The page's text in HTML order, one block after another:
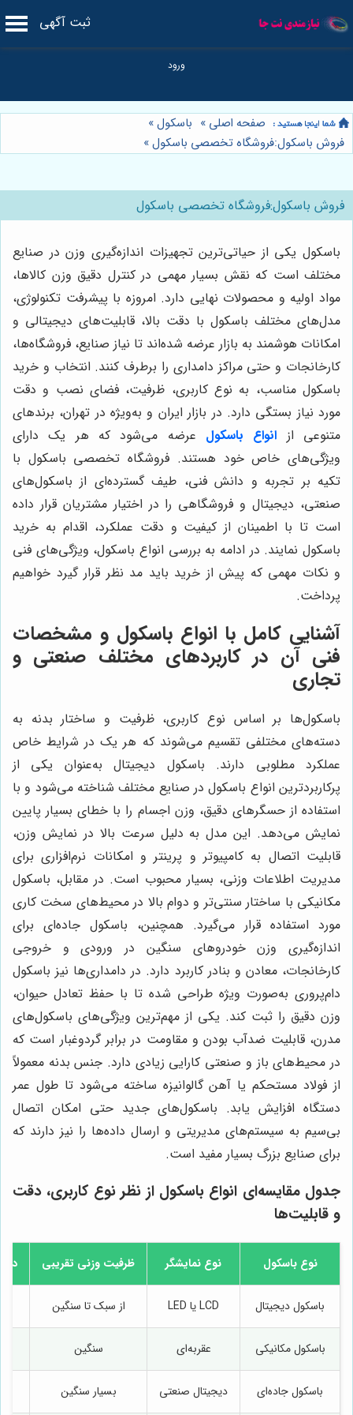
ثبت آگهی
صفحه اصلی » باسکول»
فروش باسکول:فروشگاه تخصصی باسکول»
فروش باسکول:فروشگاه تخصصی باسکول
باسکول یکی از حیاتی‌ترین تجهیزات اندازه‌گیری وزن در صنایع
مختلف است که نقش بسیار مهمی در کنترل دقیق وزن کالاها،
مواد اولیه و محصولات نهایی دارد. امروزه با پیشرفت تکنولوژی،
مدل‌های مختلف باسکول با دقت بالا، قابلیت‌های دیجیتالی و
امکانات هوشمند به بازار عرضه شده‌اند تا نیاز صنایع، فروشگاه‌ها،
کارخانجات و حتی مراکز دامداری را برطرف کنند. انتخاب و خرید
باسکول مناسب، به نوع کاربری، ظرفیت، فضای نصب و دقت
مورد نیاز بستگی دارد. در بازار ایران و به‌ویژه در تهران، برندهای
متنوعی از انواع باسکول عرضه می‌شود که هر یک دارای
ویژگی‌های خاص خود هستند. فروشگاه تخصصی باسکول با
تکیه بر تجربه و دانش فنی، طیف گسترده‌ای از باسکول‌های
صنعتی، دیجیتال و فروشگاهی را در اختیار مشتریان قرار داده
است تا با اطمینان از کیفیت و دقت عملکرد، اقدام به خرید
باسکول نمایند. در ادامه به بررسی انواع باسکول، ویژگی‌های فنی
و نکات مهمی که پیش از خرید باید مد نظر قرار گیرد خواهیم
پرداخت.
آشنایی کامل با انواع باسکول و مشخصات
فنی آن در کاربردهای مختلف صنعتی و
تجاری
باسکول‌ها بر اساس نوع کاربری، ظرفیت و ساختار بدنه به
دسته‌های مختلفی تقسیم می‌شوند که هر یک در شرایط خاص
عملکرد مطلوبی دارند. باسکول دیجیتال به‌عنوان یکی از
پرکاربردترین انواع باسکول در صنایع مختلف شناخته می‌شود و با
استفاده از حسگرهای دقیق، وزن اجسام را با خطای بسیار پایین
نمایش می‌دهد. این مدل به دلیل سرعت بالا در نمایش وزن،
قابلیت اتصال به کامپیوتر و پرینتر و امکانات نرم‌افزاری برای
مدیریت اطلاعات وزنی، بسیار محبوب است. در مقابل، باسکول
مکانیکی با ساختار سنتی‌تر و دوام بالا در محیط‌های سخت کاری
مورد استفاده قرار می‌گیرد. همچنین، باسکول جاده‌ای برای
اندازه‌گیری وزن خودروهای سنگین در ورودی و خروجی
کارخانجات، معادن و بنادر کاربرد دارد. در دامداری‌ها نیز باسکول
دام‌پروری به‌صورت ویژه طراحی شده تا با حفظ تعادل حیوان،
وزن دقیق را ثبت کند. یکی از مهم‌ترین ویژگی‌های باسکول‌های
مدرن، قابلیت ضدآب بودن و مقاومت در برابر گردوغبار است که
در محیط‌های باز و صنعتی کارایی زیادی دارد. جنس بدنه معمولاً
از فولاد مستحکم یا آهن گالوانیزه ساخته می‌شود تا طول عمر
دستگاه افزایش یابد. باسکول‌های جدید حتی امکان اتصال
بی‌سیم به سیستم‌های مدیریتی و ارسال داده‌ها را نیز دارند که
برای صنایع بزرگ بسیار مفید است.
جدول مقایسه‌ای انواع باسکول از نظر نوع کاربری، دقت
و قابلیت‌ها
نوع باسکول نوع نمایشگر ظرفیت وزنی تقریبی
باسکول دیجیتال LCD یا LED از سبک تا سنگین
باسکول مکانیکی عقربه‌ای سنگین
باسکول جاده‌ای دیجیتال صنعتی بسیار سنگین